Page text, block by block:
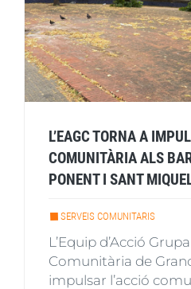
L’EAGC TORNA A
COMUNITÀRIA ALS
PONENT I SANT
SERVEIS COMUNITARIS
L’Equip d’Acció
Comunitària de
impulsar l’acció